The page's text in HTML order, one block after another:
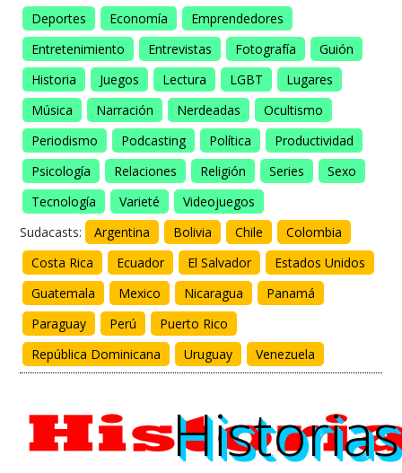
Deportes
Economía
Emprendedores
Entretenimiento
Entrevistas Fotografía
Guión
Historia
Juegos Lectura LGBT
Lugares
Música
Narración Nerdeadas
Ocultismo
Periodismo
Podcasting Política
Productividad
Psicología
Relaciones Religión Series
Sexo
Tecnología
Varieté
Videojuegos
Sudacasts:
Argentina Bolivia Chile
Colombia
Costa Rica
Ecuador El Salvador
Estados Unidos
Guatemala
Mexico Nicaragua
Panamá
Paraguay
Perú
Puerto Rico
República Dominicana
Uruguay Venezuela
Historias
Historias
Historias